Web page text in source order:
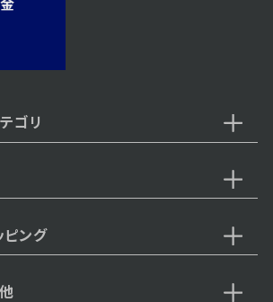
11月15日【直売所×ワンコイン温
11月8日【1万円以下も！秋のコス
ゴリ
ピング